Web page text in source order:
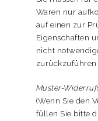
Waren nur
auf einen zur
Eigenschaften
nicht
zurückzuführen
Muster-
(Wenn Sie den
füllen Sie bitte